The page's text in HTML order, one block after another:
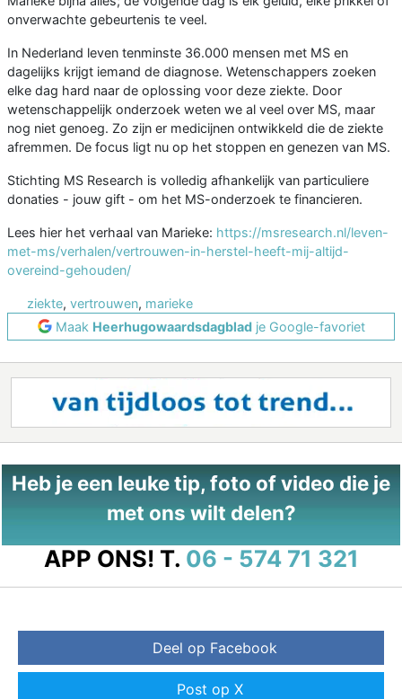
onverwachte gebeurtenis te veel.
In Nederland leven tenminste 36.000 mensen met MS en
dagelijks krijgt iemand de diagnose. Wetenschappers zoeken
elke dag hard naar de oplossing voor deze ziekte. Door
wetenschappelijk onderzoek weten we al veel over MS, maar
nog niet genoeg. Zo zijn er medicijnen ontwikkeld die de ziekte
afremmen. De focus ligt nu op het stoppen en genezen van MS.
Stichting MS Research is volledig afhankelijk van particuliere
donaties - jouw gift - om het MS-onderzoek te financieren.
Lees hier het verhaal van Marieke: https://msresearch.nl/leven-
met-ms/verhalen/vertrouwen-in-herstel-heeft-mij-altijd-
overeind-gehouden/
ziekte, vertrouwen, marieke
Maak Heerhugowaardsdagbladje Google-favoriet
Heb je een leuke tip, foto of video die je
met ons wilt delen?
APP ONS! T. 06 - 574 71 321
Deel op Facebook
Post op X